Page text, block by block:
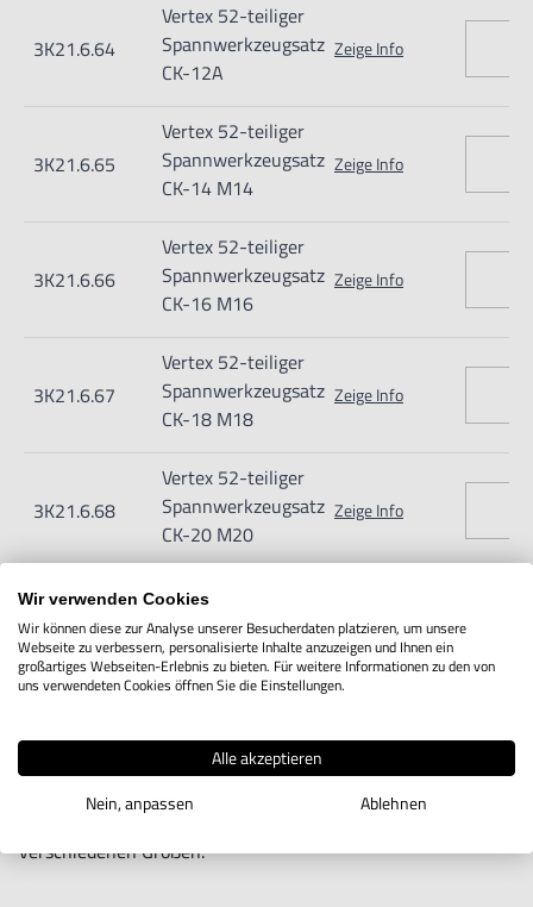
Nur für den vorhergesehenen Verwendungszweck geeignet.
Unsachgemäße Verwendung kann zu Schäden und
Importeur/Hersteller:
Hogetex/Kometex B.V., Gesinkkampstraat 1,7051 HR
3K21.6.64
Vertex 52-teiliger
Spannwerkzeugsatz
CK-12A
Zeige Info
3K21.6.65
Vertex 52-teiliger
Spannwerkzeugsatz
CK-14 M14
Zeige Info
3K21.6.66
Vertex 52-teiliger
Spannwerkzeugsatz
CK-16 M16
Zeige Info
3K21.6.67
Vertex 52-teiliger
Spannwerkzeugsatz
CK-18 M18
Zeige Info
3K21.6.68
Vertex 52-teiliger
Spannwerkzeugsatz
CK-20 M20
Zeige Info
IN DEN WARENKORB
Produktbeschreibung
Vertex Spannsatz mit Werkzeugen für T-Nuten in
verschiedenen Größen.
Wir verwenden Cookies
Wir können diese zur Analyse unserer Besucherdaten platzieren, um unsere
Webseite zu verbessern, personalisierte Inhalte anzuzeigen und Ihnen ein
großartiges Webseiten-Erlebnis zu bieten. Für weitere Informationen zu den von
uns verwendeten Cookies öffnen Sie die Einstellungen.
Alle akzeptieren
Nein, anpassen
Ablehnen